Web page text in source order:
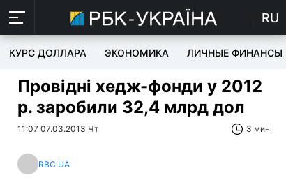
RU
КУРС ДОЛЛАРА ЭКОНОМИКА ЛИЧНЫЕ ФИНАНСЫ
Провідні хедж-фонди у 2012
р. заробили 32,4 млрд дол
11:07 07.03.2013 Чт 3 мин
RBC.UA